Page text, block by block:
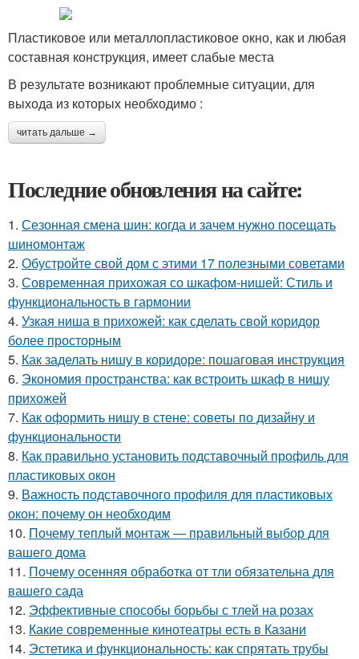
Пластиковое или металлопластиковое окно, как и любая
составная конструкция, имеет слабые места
В результате возникают проблемные ситуации, для
выхода из которых необходимо :
читать дальше →
Последние обновления на сайте:
1. Сезонная смена шин: когда и зачем нужно посещать
шиномонтаж
2. Обустройте свой дом с этими 17 полезными советами
3. Современная прихожая со шкафом-нишей: Стиль и
функциональность в гармонии
4. Узкая ниша в прихожей: как сделать свой коридор
более просторным
5. Как заделать нишу в коридоре: пошаговая инструкция
6. Экономия пространства: как встроить шкаф в нишу
прихожей
7. Как оформить нишу в стене: советы по дизайну и
функциональности
8. Как правильно установить подставочный профиль для
пластиковых окон
9. Важность подставочного профиля для пластиковых
окон: почему он необходим
10. Почему теплый монтаж — правильный выбор для
вашего дома
11. Почему осенняя обработка от тли обязательна для
вашего сада
12. Эффективные способы борьбы с тлей на розах
13. Какие современные кинотеатры есть в Казани
14. Эстетика и функциональность: как спрятать трубы